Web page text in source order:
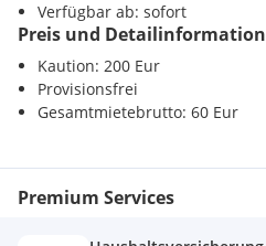
Verfügbar ab: sofort
Preis und Detailinformation
Kaution: 200 Eur
Provisionsfrei
Gesamtmietebrutto: 60 Eur
Premium Services